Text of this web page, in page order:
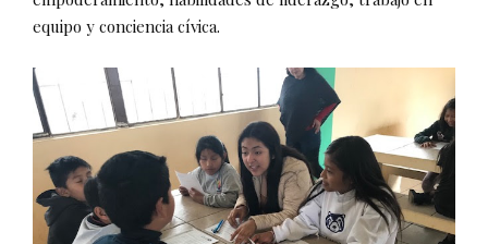
equipo y conciencia cívica.